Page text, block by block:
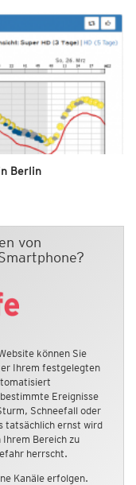
Berlin
von
können Sie
Ihrem festgelegten
Ereignisse
Schneefall oder
tatsächlich ernst wird
Ihrem Bereich zu
herrscht.
Kanäle erfolgen.